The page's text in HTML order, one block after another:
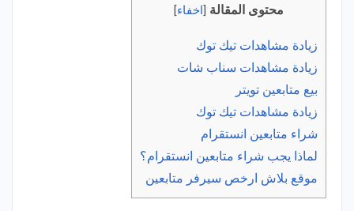
محتوى المقالة اخفاء
زيادة مشاهدات تيك توك
زيادة مشاهدات سناب شات
بيع متابعين تويتر
زيادة مشاهدات تيك توك
شراء متابعين انستقرام
لماذا يجب شراء متابعين انستقرام؟
موقع بلاش ارخص سيرفر متابعين